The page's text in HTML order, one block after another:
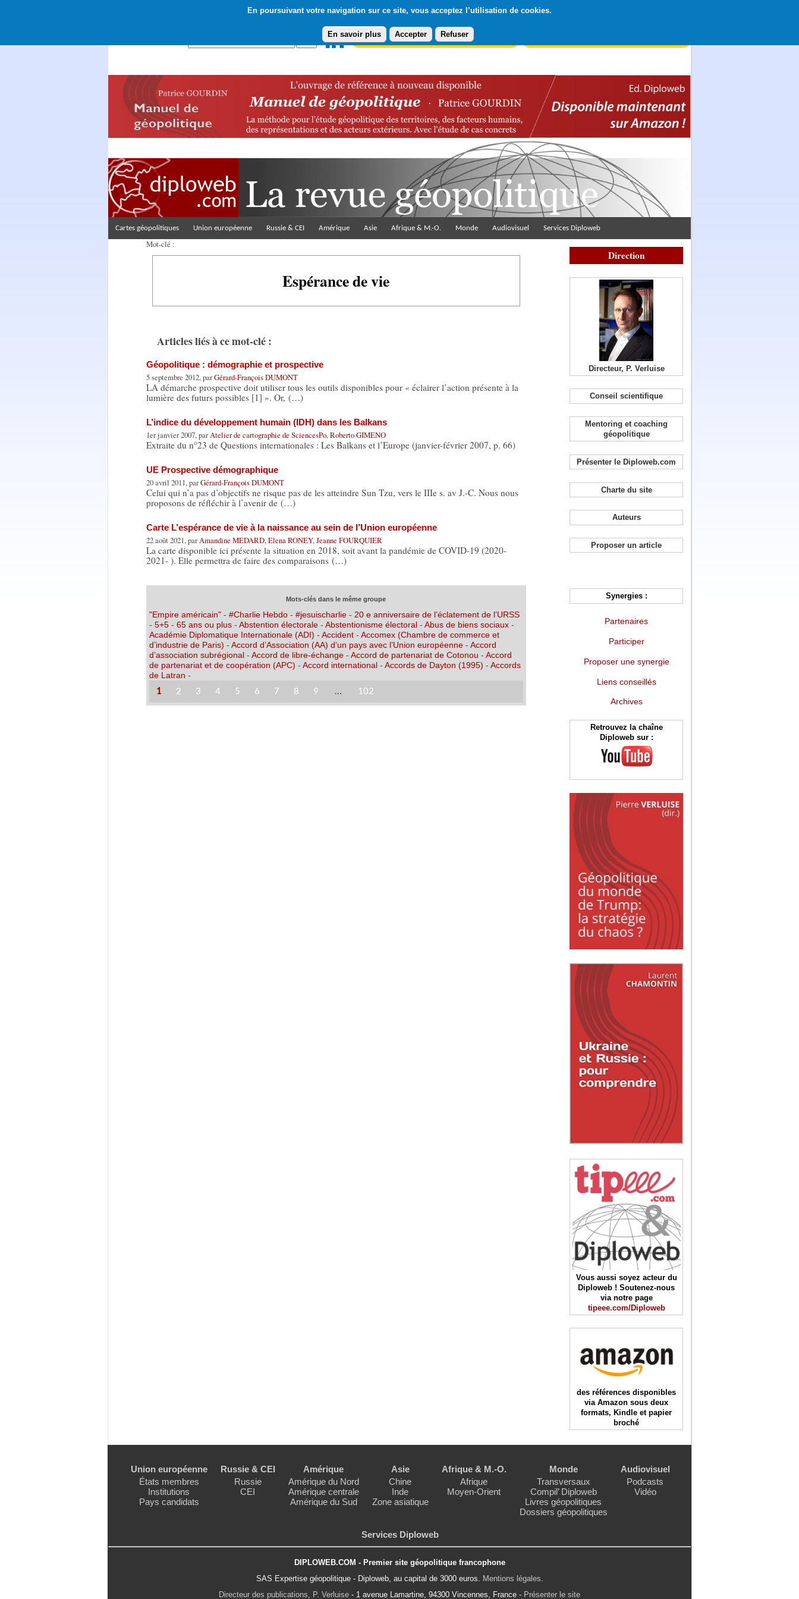
En poursuivant votre navigation sur ce site, vous acceptez l’utilisation de cookies.
En savoir plus Accepter Refuser
Abonnement gratuit à la Lettre du Diploweb
Cartes géopolitiques Union européenne Russie & CEI Amérique Asie Afrique & M.-O. Monde Audiovisuel Services Diploweb
Mot-clé :
Espérance de vie
Articles liés à ce mot-clé :
Géopolitique : démographie et prospective
5 septembre 2012, parGérard-François DUMONT
LA démarche prospective doit utiliser tous les outils disponibles pour « éclairer l’action présente à la
lumière des futurs possibles [1] ». Or, (…)
L’indice du développement humain (IDH) dans les Balkans
1er janvier 2007, parAtelier de cartographie de SciencesPo,Roberto GIMENO
Extraite du n°23 de Questions internationales : Les Balkans et l’Europe (janvier-février 2007, p. 66)
UE Prospective démographique
20 avril 2011, parGérard-François DUMONT
Celui qui n’a pas d’objectifs ne risque pas de les atteindre Sun Tzu, vers le IIIe s. av J.-C. Nous nous
proposons de réfléchir à l’avenir de (…)
Carte L’espérance de vie à la naissance au sein de l’Union européenne
22 août 2021, parAmandine MEDARD,Elena RONEY,Jeanne FOURQUIER
La carte disponible ici présente la situation en 2018, soit avant la pandémie de COVID-19 (2020-
2021- ). Elle permettra de faire des comparaisons (…)
Mots-clés dans le même groupe
"Empire américain"- #Charlie Hebdo- #jesuischarlie- 20 e anniversaire de l’éclatement de l’URSS
- 5+5- 65 ans ou plus- Abstention électorale- Abstentionisme électoral- Abus de biens sociaux-
Académie Diplomatique Internationale (ADI) - Accident- Accomex (Chambre de commerce et
d’industrie de Paris) - Accord d’Association (AA) d’un pays avec l’Union européenne- Accord
d’association subrégional- Accord de libre-échange- Accord de partenariat de Cotonou - Accord
de partenariat et de coopération (APC) - Accord international- Accords de Dayton (1995) - Accords
de Latran -
1 2 3 4 5 6 7 8 9 … 102
Direction
Directeur, P. Verluise
Conseil scientifique
Mentoring et coaching
géopolitique
Présenter le Diploweb.com
Charte du site
Auteurs
Proposer un article
Synergies :
Partenaires
Participer
Proposer une synergie
Liens conseillés
Archives
Retrouvez la chaîne
Diploweb sur :
Vous aussi soyez acteur du
Diploweb ! Soutenez-nous
via notre page
tipeee.com/Diploweb
des références disponibles
via Amazon sous deux
formats, Kindle et papier
broché
Union européenne
États membres
Institutions
Pays candidats
Russie & CEI
Russie
CEI
Amérique
Amérique du Nord
Amérique centrale
Amérique du Sud
Asie
Chine
Inde
Zone asiatique
Afrique & M.-O.
Afrique
Moyen-Orient
Monde
Transversaux
Compil’ Diploweb
Livres géopolitiques
Dossiers géopolitiques
Audiovisuel
Podcasts
Vidéo
Services Diploweb
DIPLOWEB.COM - Premier site géopolitique francophone
SAS Expertise géopolitique - Diploweb, au capital de 3000 euros.
Mentions légales
Directeur des publications, P. Verluise - 1 avenue Lamartine, 94300 Vincennes, France - Présenter le site